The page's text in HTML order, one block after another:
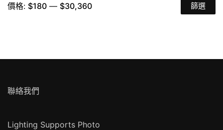
最
最
篩選
價格: $180 — $30,360
聯絡我們
Lighting Supports Photo